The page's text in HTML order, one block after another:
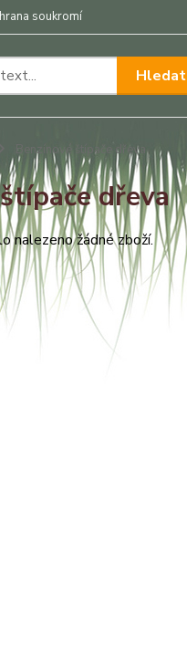
soukromí
Hledat
Benzínové štípače dřeva
dřeva
nalezeno žádné zboží.